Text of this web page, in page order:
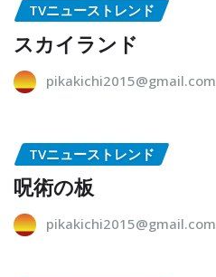
TVニューストレンド
スカイランド
pikakichi2015@gmail.com
TVニューストレンド
呪術の板
pikakichi2015@gmail.com